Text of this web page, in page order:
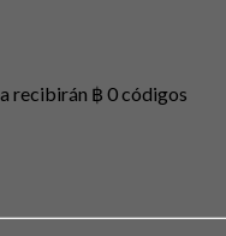
recibirán ฿ 0 códigos